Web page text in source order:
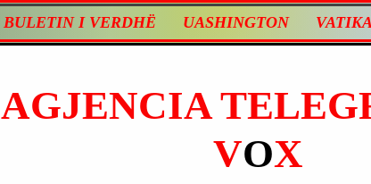
BULETIN I VERDHË UASHINGTON
AGJENCIA
VOX